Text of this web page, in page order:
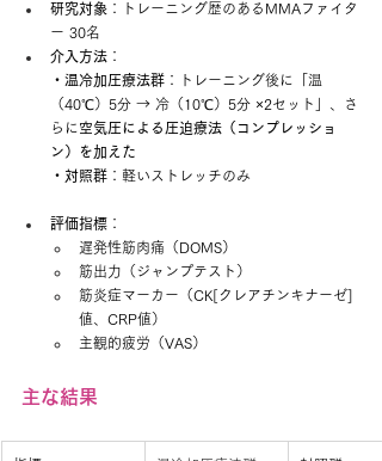
研究対象 ：トレーニング歴のあるMMAファイタ
ー 30名
介入方法 ：
・温冷加圧療法群 ：トレーニング後に「温
（40℃）5分 → 冷（10℃）5分 ×2セット」、さ
らに空気圧による圧迫療法（コンプレッショ
ン）を加えた
・対照群 ：軽いストレッチのみ
評価指標 ：
遅発性筋肉痛（DOMS）
筋出力（ジャンプテスト）
筋炎症マーカー（CK[クレアチンキナーゼ]
値、CRP値）
主観的疲労（VAS）
主な結果